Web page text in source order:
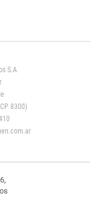
S.A
8300)